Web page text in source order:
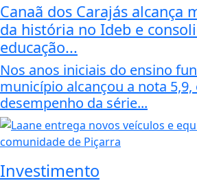
Canaã dos Carajás alcança
da história no Ideb e
educação...
Nos anos iniciais do ensino
município alcançou a nota
desempenho da série...
Investimento